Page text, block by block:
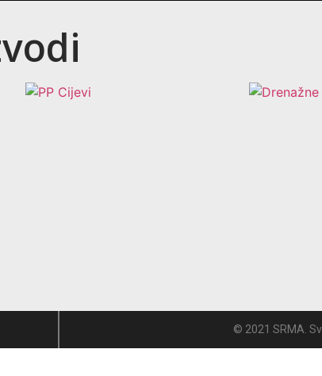
© 2021 SRMA.